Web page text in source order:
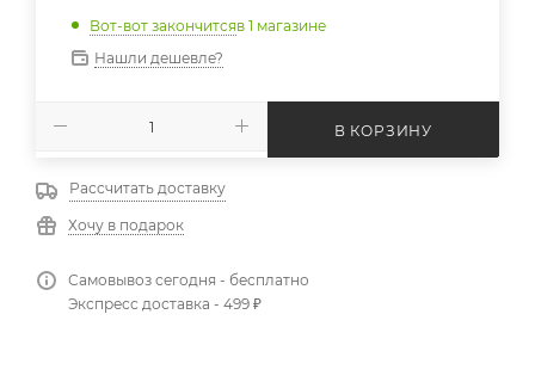
Вот-вот закончитсяв 1 магазине
Нашли дешевле?
В КОРЗИНУ
Рассчитать доставку
Хочу в подарок
Самовывоз сегодня - бесплатно
Экспресс доставка - 499 ₽